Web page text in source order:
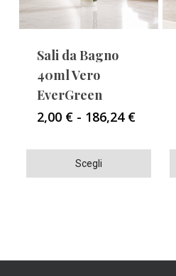
Scegli
prodotto
Le
Sali da Bagno
40ml Vero
EverGreen
2,00 € - 186,24 €Fascia
2,00 €